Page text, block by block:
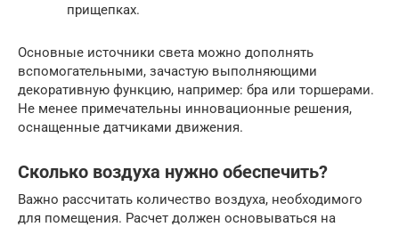
прищепках.
Основные источники света можно дополнять
вспомогательными, зачастую выполняющими
декоративную функцию, например: бра или торшерами.
Не менее примечательны инновационные решения,
оснащенные датчиками движения.
Сколько воздуха нужно обеспечить?
Важно рассчитать количество воздуха, необходимого
для помещения. Расчет должен основываться на